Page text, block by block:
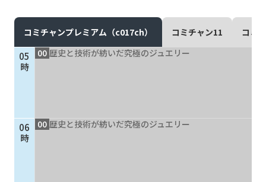
ご加入お申し込み・資
コミチャンプレミアム（c017ch） コミチャン11 コミ
05
時
06
時
00 歴史と技術が紡いだ究極のジュエリー
00 歴史と技術が紡いだ究極のジュエリー